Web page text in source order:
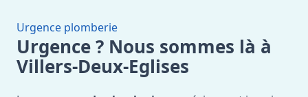
Urgence plomberie
Urgence ? Nous sommes là à
Villers-Deux-Eglises